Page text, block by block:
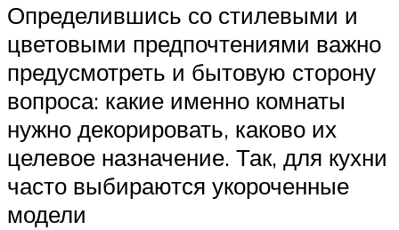
Определившись со стилевыми и
цветовыми предпочтениями важно
предусмотреть и бытовую сторону
вопроса: какие именно комнаты
нужно декорировать, каково их
целевое назначение. Так, для кухни
часто выбираются укороченные
модели